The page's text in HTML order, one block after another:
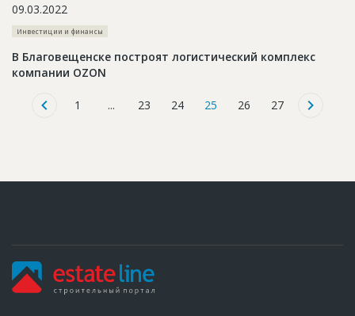
09.03.2022
Инвестиции и финансы
В Благовещенске построят логистический комплекс
компании OZON
1 ... 23 24 25 26 27